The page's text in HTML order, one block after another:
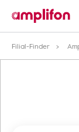
Filial-Finder